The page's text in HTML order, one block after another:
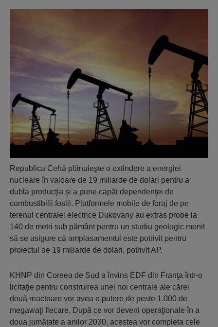
Republica Cehă plănuieşte o extindere a energiei
nucleare în valoare de 19 miliarde de dolari pentru a
dubla producţia şi a pune capăt dependenţei de
combustibilii fosili. Platformele mobile de foraj de pe
terenul centralei electrice Dukovany au extras probe la
140 de metri sub pământ pentru un studiu geologic menit
să se asigure că amplasamentul este potrivit pentru
proiectul de 19 miliarde de dolari, potrivit AP.
KHNP din Coreea de Sud a învins EDF din Franţa într-o
licitaţie pentru construirea unei noi centrale ale cărei
două reactoare vor avea o putere de peste 1.000 de
megawaţi fiecare. După ce vor deveni operaţionale în a
doua jumătate a anilor 2030, acestea vor completa cele